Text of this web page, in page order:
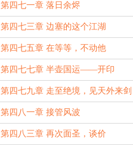
第四七一章 落日余烬
第四七三章 边塞的这个江湖
第四七五章 在等等，不动他
第四七七章 半壶国运——开印
第四七九章 走至绝境，见天外来剑
第四八一章 接管风波
第四八三章 再次面圣，谈价